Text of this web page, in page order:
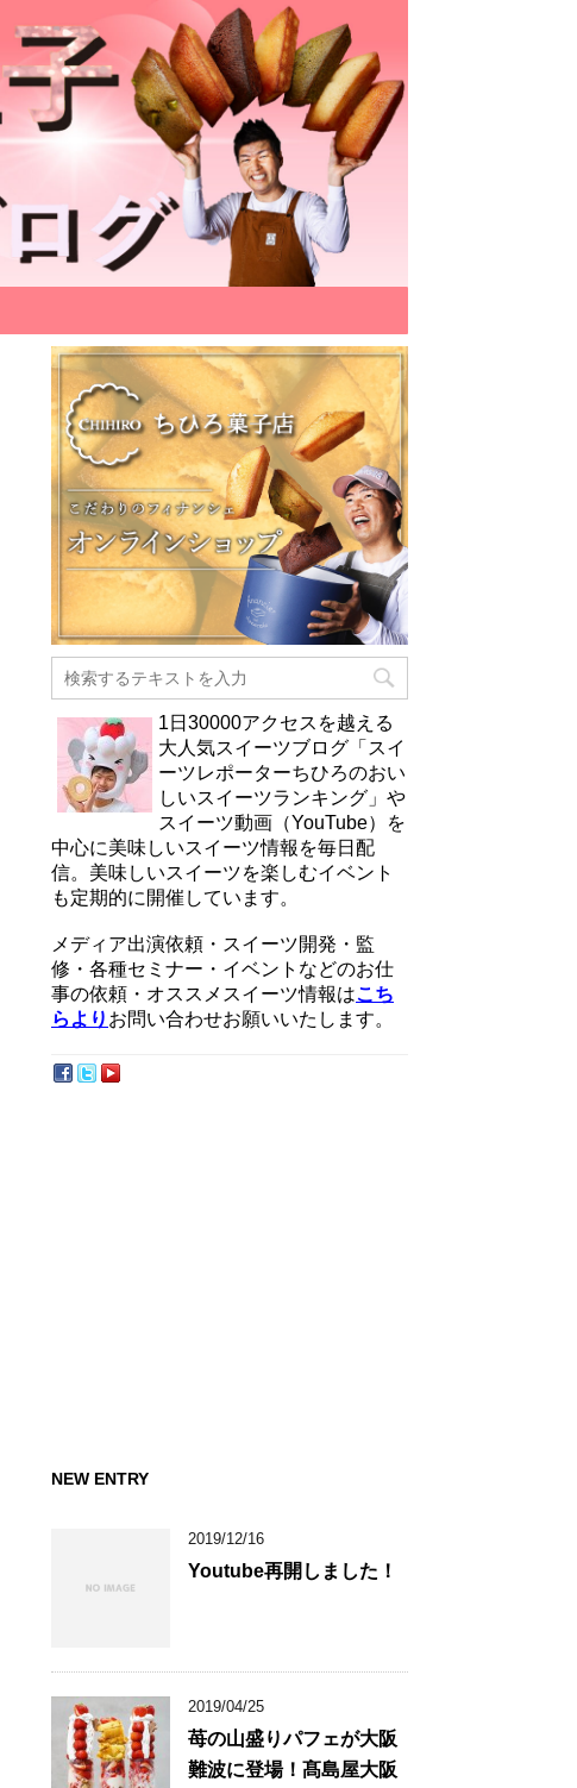
1日30000アクセスを越える
大人気スイーツブログ「スイ
ーツレポーターちひろのおい
しいスイーツランキング」や
スイーツ動画（YouTube）を
中心に美味しいスイーツ情報を毎日配
信。美味しいスイーツを楽しむイベント
も定期的に開催しています。
メディア出演依頼・スイーツ開発・監
修・各種セミナー・イベントなどのお仕
事の依頼・オススメスイーツ情報はこち
らより お問い合わせお願いいたします。
NEW ENTRY
2019/12/16
Youtube再開しました！
2019/04/25
苺の山盛りパフェが大阪
難波に登場！髙島屋大阪